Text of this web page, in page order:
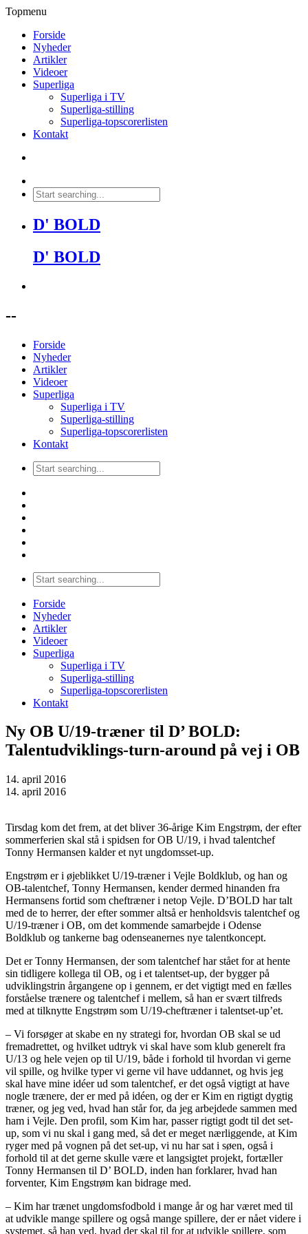
Topmenu
Forside
Nyheder
Artikler
Videoer
Superliga
Superliga i TV
Superliga-stilling
Superliga-topscorerlisten
Kontakt
D' BOLD
D' BOLD
--
Forside
Nyheder
Artikler
Videoer
Superliga
Superliga i TV
Superliga-stilling
Superliga-topscorerlisten
Kontakt
Forside
Nyheder
Artikler
Videoer
Superliga
Superliga i TV
Superliga-stilling
Superliga-topscorerlisten
Kontakt
Ny OB U/19-træner til D’ BOLD:
Talentudviklings-turn-around på vej i OB
14. april 2016
14. april 2016
Tirsdag kom det frem, at det bliver 36-årige Kim Engstrøm, der efter
sommerferien skal stå i spidsen for OB U/19, i hvad talentchef
Tonny Hermansen kalder et nyt ungdomsset-up.
Engstrøm er i øjeblikket U/19-træner i Vejle Boldklub, og han og
OB-talentchef, Tonny Hermansen, kender dermed hinanden fra
Hermansens fortid som cheftræner i netop Vejle. D’BOLD har talt
med de to herrer, der efter sommer altså er henholdsvis talentchef og
U/19-træner i OB, om det kommende samarbejde i Odense
Boldklub og tankerne bag odenseanernes nye talentkoncept.
Det er Tonny Hermansen, der som talentchef har stået for at hente
sin tidligere kollega til OB, og i et talentset-up, der bygger på
udviklingstrin årgangene op i gennem, er det vigtigt med en fælles
forståelse trænere og talentchef i mellem, så han er svært tilfreds
med at tilknytte Engstrøm som U/19-cheftræner i talentset-up’et.
– Vi forsøger at skabe en ny strategi for, hvordan OB skal se ud
fremadrettet, og hvilket udtryk vi skal have som klub generelt fra
U/13 og hele vejen op til U/19, både i forhold til hvordan vi gerne
vil spille, og hvilke typer vi gerne vil have uddannet, og hvis jeg
skal have mine idéer ud som talentchef, er det også vigtigt at have
nogle trænere, der er med på idéen, og der er Kim en rigtigt dygtig
træner, og jeg ved, hvad han står for, da jeg arbejdede sammen med
ham i Vejle. Den profil, som Kim har, passer rigtigt godt til det set-
up, som vi nu skal i gang med, så det er meget nærliggende, at Kim
ryger med på vognen på det set-up, vi nu har sat i søen, også i
forhold til at det gerne skulle være et langsigtet projekt, fortæller
Tonny Hermansen til D’ BOLD, inden han forklarer, hvad han
forventer, Kim Engstrøm kan bidrage med.
– Kim har trænet ungdomsfodbold i mange år og har været med til
at udvikle mange spillere og også mange spillere, der er nået videre i
systemet, så han ved, hvad der skal til for at udvikle spillere, som